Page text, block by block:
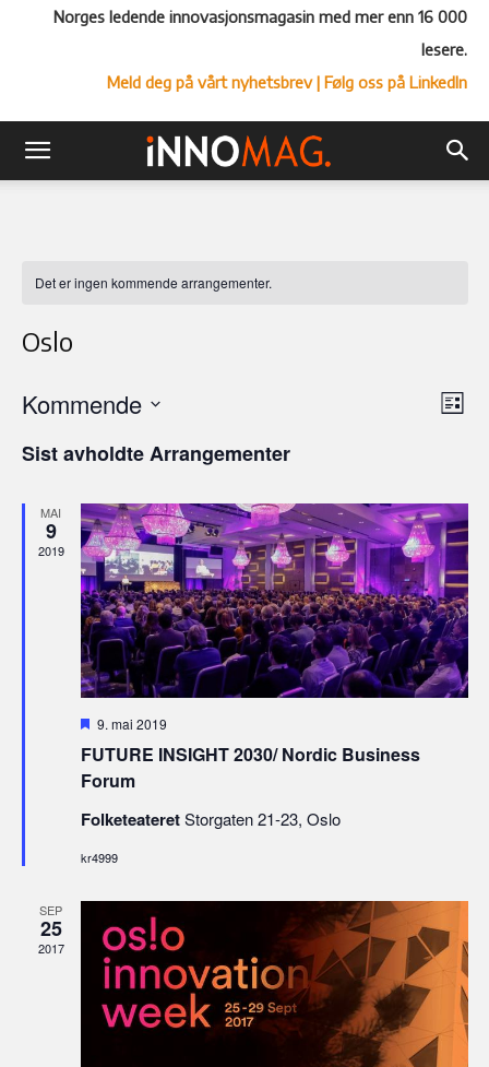
Norges ledende innovasjonsmagasin med mer enn 16 000
lesere.
Meld deg på vårt nyhetsbrev| Følg oss på LinkedIn
Det er ingen kommende arrangementer.
Oslo
Liste
Kommende
Sist avholdte Arrangementer
MAI
9
2019
Fremhevet
9. mai 2019
FUTURE INSIGHT 2030/ Nordic Business
Forum
FolketeateretStorgaten 21-23, Oslo
kr4999
SEP
25
2017